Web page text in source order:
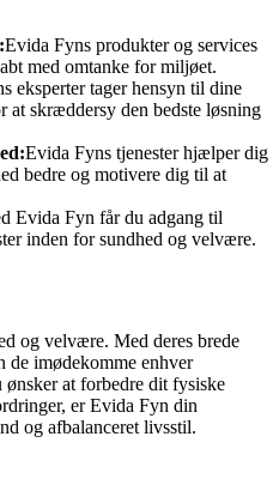
Evida Fyns produkter og services
med omtanke for miljøet.
eksperter tager hensyn til dine
skræddersy den bedste løsning
Evida Fyns tjenester hjælper dig
bedre og motivere dig til at
Evida Fyn får du adgang til
inden for sundhed og velvære.
og velvære. Med deres brede
de imødekomme enhver
at forbedre dit fysiske
er Evida Fyn din
og afbalanceret livsstil.